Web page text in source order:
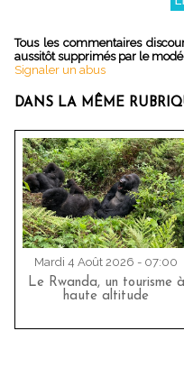
Tous les commentaires
aussitôt supprimés par le
Signaler un abus
DANS LA MÊME
Mardi 4 Août 2026 - 07:00
Le Rwanda, un tourisme à
haute altitude